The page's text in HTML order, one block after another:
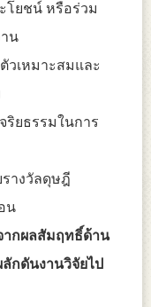
โยชน์ หรือร่วม
น
วเหมาะสมและ
ยธรรมในการ
รางวัลดุษฎี
น
กผลสัมฤทธิ์ด้าน
กดันงานวิจัยไป